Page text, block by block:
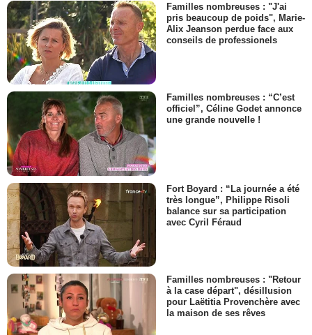
Familles nombreuses : "J'ai
pris beaucoup de poids", Marie-
Alix Jeanson perdue face aux
conseils de professionels
Familles nombreuses : “C’est
officiel”, Céline Godet annonce
une grande nouvelle !
Fort Boyard : “La journée a été
très longue”, Philippe Risoli
balance sur sa participation
avec Cyril Féraud
Familles nombreuses : "Retour
à la case départ", désillusion
pour Laëtitia Provenchère avec
la maison de ses rêves